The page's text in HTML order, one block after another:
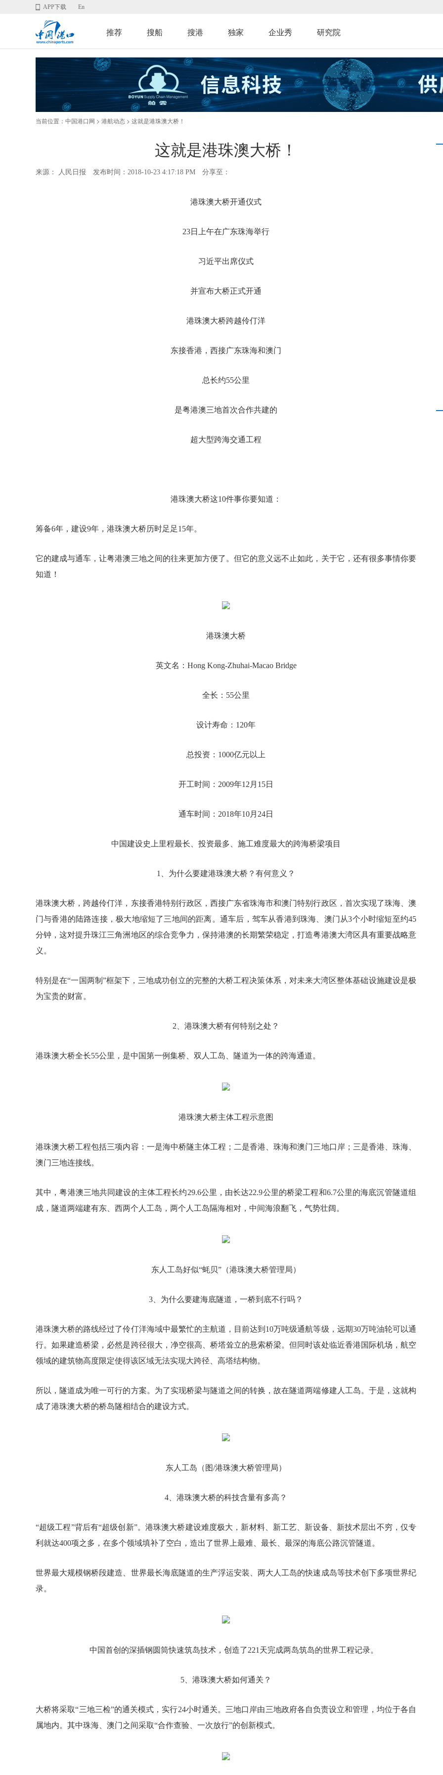
APP下载 En
推荐 搜船 搜港 独家 企业秀 研究院
当前位置： 中国港口网 > 港航动态 > 这就是港珠澳大桥！
这就是港珠澳大桥！
来源： 人民日报 发布时间：2018-10-23 4:17:18 PM 分享至：
港珠澳大桥开通仪式
23日上午在广东珠海举行
习近平出席仪式
并宣布大桥正式开通
港珠澳大桥跨越伶仃洋
东接香港，西接广东珠海和澳门
总长约55公里
是粤港澳三地首次合作共建的
超大型跨海交通工程
港珠澳大桥这10件事你要知道：
筹备6年，建设9年，港珠澳大桥历时足足15年。
它的建成与通车，让粤港澳三地之间的往来更加方便了。但它的意义远不止如此，关于它，还有很多事情你要
知道！
港珠澳大桥
英文名：Hong Kong-Zhuhai-Macao Bridge
全长：55公里
设计寿命：120年
总投资：1000亿元以上
开工时间：2009年12月15日
通车时间：2018年10月24日
中国建设史上里程最长、投资最多、施工难度最大的跨海桥梁项目
1、为什么要建港珠澳大桥？有何意义？
港珠澳大桥，跨越伶仃洋，东接香港特别行政区，西接广东省珠海市和澳门特别行政区，首次实现了珠海、澳
门与香港的陆路连接，极大地缩短了三地间的距离。通车后，驾车从香港到珠海、澳门从3个小时缩短至约45
分钟，这对提升珠江三角洲地区的综合竞争力，保持港澳的长期繁荣稳定，打造粤港澳大湾区具有重要战略意
义。
特别是在“一国两制”框架下，三地成功创立的完整的大桥工程决策体系，对未来大湾区整体基础设施建设是极
为宝贵的财富。
2、港珠澳大桥有何特别之处？
港珠澳大桥全长55公里，是中国第一例集桥、双人工岛、隧道为一体的跨海通道。
港珠澳大桥主体工程示意图
港珠澳大桥工程包括三项内容：一是海中桥隧主体工程；二是香港、珠海和澳门三地口岸；三是香港、珠海、
澳门三地连接线。
其中，粤港澳三地共同建设的主体工程长约29.6公里，由长达22.9公里的桥梁工程和6.7公里的海底沉管隧道组
成，隧道两端建有东、西两个人工岛，两个人工岛隔海相对，中间海浪翻飞，气势壮阔。
东人工岛好似“蚝贝”（港珠澳大桥管理局）
3、为什么要建海底隧道，一桥到底不行吗？
港珠澳大桥的路线经过了伶仃洋海域中最繁忙的主航道，目前达到10万吨级通航等级，远期30万吨油轮可以通
行。如果建造桥梁，必然是跨径很大，净空很高、桥塔耸立的悬索桥梁。但同时该处临近香港国际机场，航空
领域的建筑物高度限定使得该区域无法实现大跨径、高塔结构物。
所以，隧道成为唯一可行的方案。为了实现桥梁与隧道之间的转换，故在隧道两端修建人工岛。于是，这就构
成了港珠澳大桥的桥岛隧相结合的建设方式。
东人工岛（图/港珠澳大桥管理局）
4、港珠澳大桥的科技含量有多高？
“超级工程”背后有“超级创新”。港珠澳大桥建设难度极大，新材料、新工艺、新设备、新技术层出不穷，仅专
利就达400项之多，在多个领域填补了空白，造出了世界上最难、最长、最深的海底公路沉管隧道。
世界最大规模钢桥段建造、世界最长海底隧道的生产浮运安装、两大人工岛的快速成岛等技术创下多项世界纪
录。
中国首创的深插钢圆筒快速筑岛技术，创造了221天完成两岛筑岛的世界工程记录。
5、港珠澳大桥如何通关？
大桥将采取“三地三检”的通关模式，实行24小时通关。三地口岸由三地政府各自负责设立和管理，均位于各自
属地内。其中珠海、澳门之间采取“合作查验、一次放行”的创新模式。